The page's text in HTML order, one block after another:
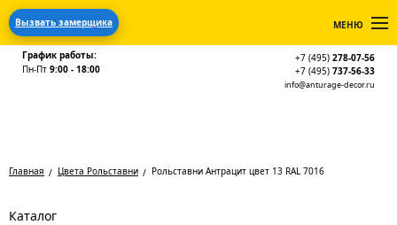
Вызвать замерщика МЕНЮ
График работы:
Пн-Пт 9:00 - 18:00
+7 (495) 278-07-56
+7 (495) 737-56-33
info@anturage-decor.ru
Главная Цвета Рольставни Рольставни Антрацит цвет 13 RAL 7016
Каталог